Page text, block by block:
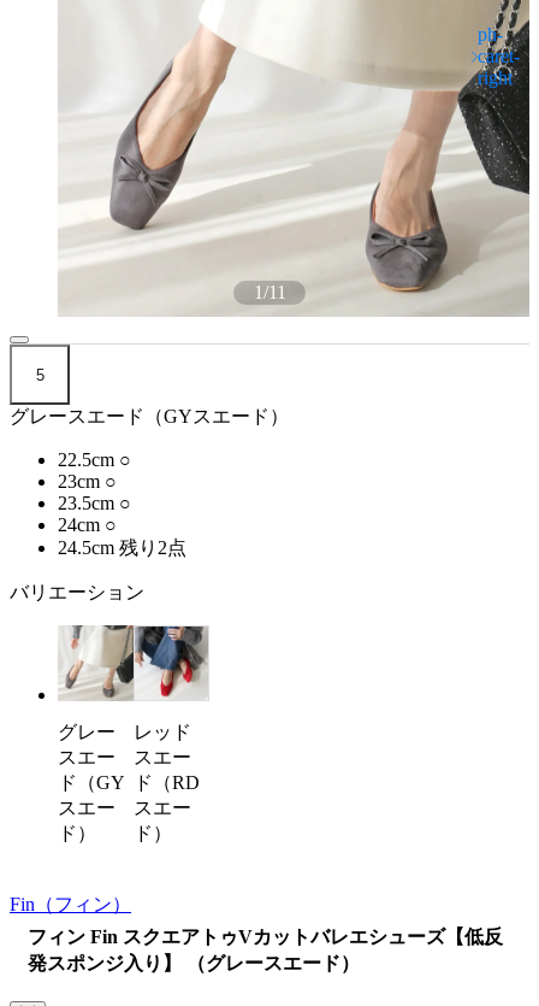
1/11
5
グレースエード（GYスエード）
22.5cm ○
23cm ○
23.5cm ○
24cm ○
24.5cm 残り2点
バリエーション
グレー
スエー
ド（GY
スエー
ド）
レッド
スエー
ド（RD
スエー
ド）
Fin （フィン）
フィン Fin スクエアトゥVカットバレエシューズ【低反
発スポンジ入り】 （グレースエード）